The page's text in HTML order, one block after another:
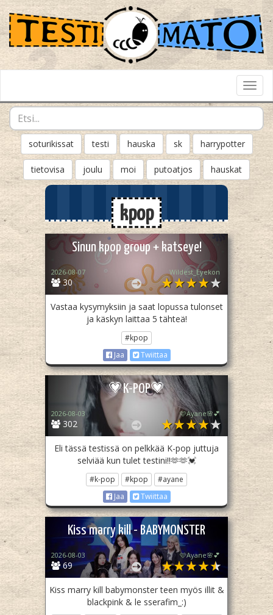
soturikissat testi hauska sk harrypotter
tietovisa joulu moi putoatjos hauskat
kpop
Sinun kpop group + katseye!
30
2026-08-07 Wildest_Eyekon
Vastaa kysymyksiin ja saat lopussa tulonset
ja käskyn laittaa 5 tähteä!
#kpop
Jaa
Twiittaa
💗K-POP💗
302
2026-08-03 🩷Ayane🌸💕
Eli tässä testissä on pelkkää K-pop juttuja
selviää kun tulet testini!!🫶🫶💓
#k-pop #kpop
#ayane
Jaa
Twiittaa
Kiss marry kill - BABYMONSTER
69
2026-08-03 🩷Ayane🌸💕
Kiss marry kill babymonster teen myös illit &
blackpink & le sserafim_:)